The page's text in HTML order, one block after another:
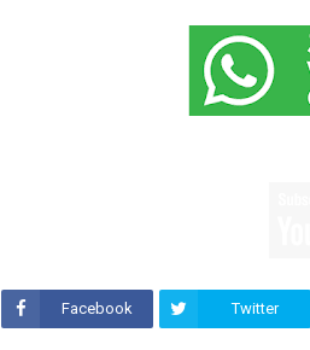
Facebook Twitter